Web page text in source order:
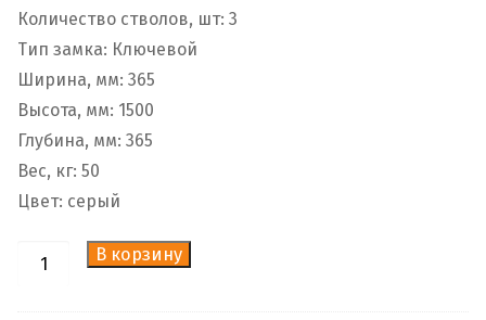
Количество стволов, шт: 3
Тип замка: Ключевой
Ширина, мм: 365
Высота, мм: 1500
Глубина, мм: 365
Вес, кг: 50
Цвет: серый
КоличествоВ корзину